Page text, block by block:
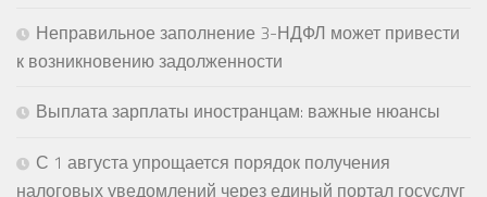
Неправильное заполнение 3-НДФЛ может привести
к возникновению задолженности
Выплата зарплаты иностранцам: важные нюансы
С 1 августа упрощается порядок получения
налоговых уведомлений через единый портал госуслуг